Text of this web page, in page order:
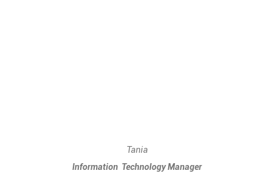
Tania
Information Technology Manager